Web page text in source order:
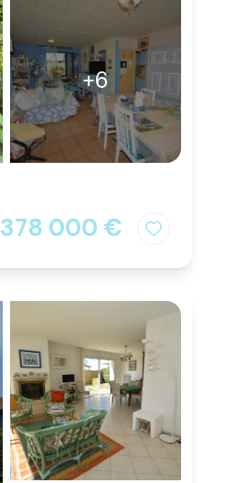
+6
378 000 €